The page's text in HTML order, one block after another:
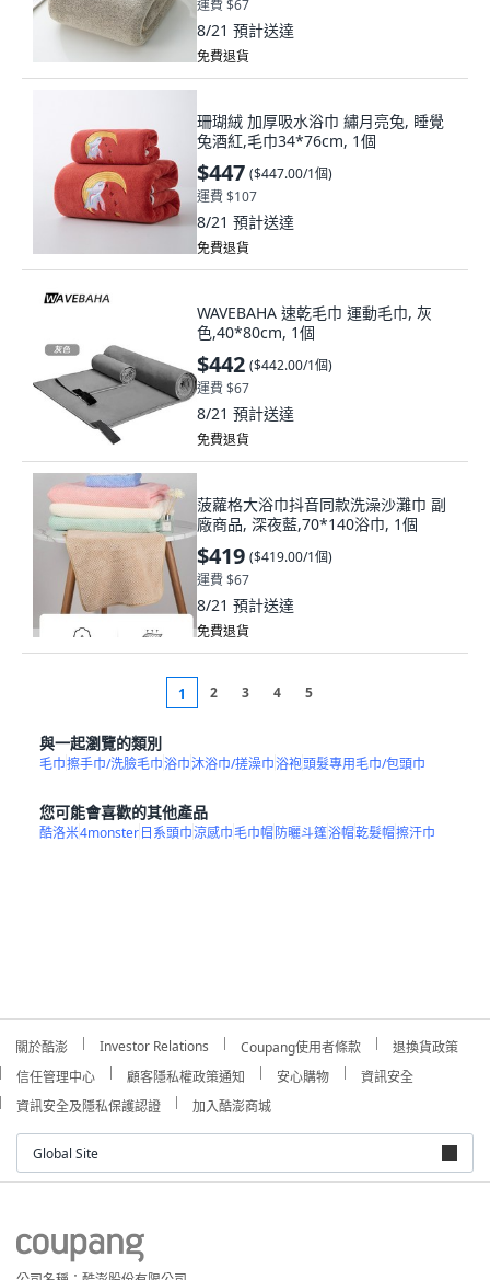
運費 $67
8/21 預計送達
免費退貨
珊瑚絨 加厚吸水浴巾 繡月亮兔, 睡覺
兔酒紅,毛巾34*76cm, 1個
$447 ($447.00/1個)
運費 $107
8/21 預計送達
免費退貨
WAVEBAHA 速乾毛巾 運動毛巾, 灰
色,40*80cm, 1個
$442 ($442.00/1個)
運費 $67
8/21 預計送達
免費退貨
菠蘿格大浴巾抖音同款洗澡沙灘巾 副
廠商品, 深夜藍,70*140浴巾, 1個
$419 ($419.00/1個)
運費 $67
8/21 預計送達
免費退貨
1 2 3 4 5
與一起瀏覽的類別
毛巾擦手巾/洗臉毛巾浴巾沐浴巾/搓澡巾浴袍頭髮專用毛巾/包頭巾
您可能會喜歡的其他產品
酷洛米4monster日系頭巾涼感巾毛巾帽防曬斗篷浴帽乾髮帽擦汗巾
關於酷澎 Investor Relations Coupang使用者條款
退換貨政策
信任管理中心
顧客隱私權政策通知 安心購物
資訊安全
資訊安全及隱私保護認證
加入酷澎商城
Global Site